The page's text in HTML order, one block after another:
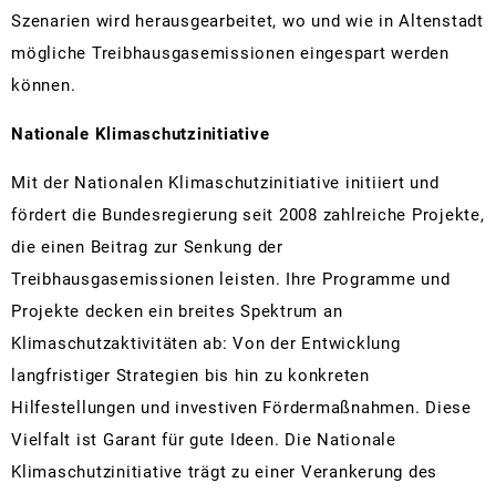
Szenarien wird herausgearbeitet, wo und wie in Altenstadt
mögliche Treibhausgasemissionen eingespart werden
können.
Nationale Klimaschutzinitiative
Mit der Nationalen Klimaschutzinitiative initiiert und
fördert die Bundesregierung seit 2008 zahlreiche Projekte,
die einen Beitrag zur Senkung der
Treibhausgasemissionen leisten. Ihre Programme und
Projekte decken ein breites Spektrum an
Klimaschutzaktivitäten ab: Von der Entwicklung
langfristiger Strategien bis hin zu konkreten
Hilfestellungen und investiven Fördermaßnahmen. Diese
Vielfalt ist Garant für gute Ideen. Die Nationale
Klimaschutzinitiative trägt zu einer Verankerung des